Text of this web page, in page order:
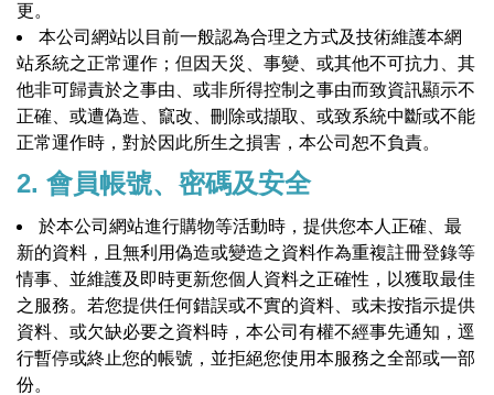
更。
本公司網站以目前一般認為合理之方式及技術維護本網
站系統之正常運作；但因天災、事變、或其他不可抗力、其
他非可歸責於之事由、或非所得控制之事由而致資訊顯示不
正確、或遭偽造、竄改、刪除或擷取、或致系統中斷或不能
正常運作時，對於因此所生之損害，本公司恕不負責。
2. 會員帳號、密碼及安全
於本公司網站進行購物等活動時，提供您本人正確、最
新的資料，且無利用偽造或變造之資料作為重複註冊登錄等
情事、並維護及即時更新您個人資料之正確性，以獲取最佳
之服務。若您提供任何錯誤或不實的資料、或未按指示提供
資料、或欠缺必要之資料時，本公司有權不經事先通知，逕
行暫停或終止您的帳號，並拒絕您使用本服務之全部或一部
份。